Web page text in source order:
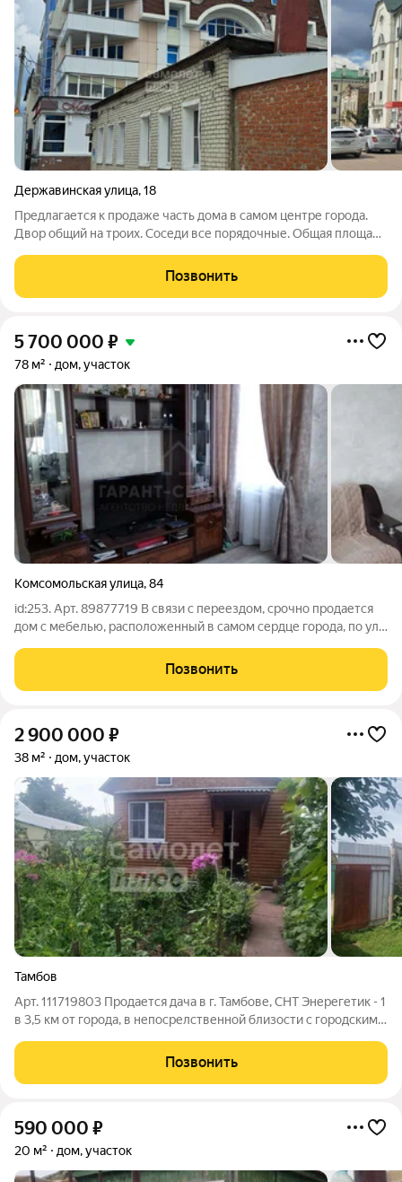
Державинская улица,18
Предлагается к продаже часть дома в самом центре города.
Двор общий на троих. Соседи все порядочные. Общая площадь
кухня, коридор, санузел совмещенный. Участок 1.5 сотки с
надворными
Позвонить
5 700 000 ₽
78 м² дом, участок
Комсомольская улица,84
id:253. Арт. 89877719 В связи с переездом, срочно продается
дом с мебелью, расположенный в самом сердце города, по ул.
Интернациональной).Рядом центральный рынок, аптеки,
автобусные остановки, ж/д вокзал,
Позвонить
2 900 000 ₽
38 м² дом, участок
Тамбов
Арт. 111719803 Продается дача в г. Тамбове, СНТ Энерегетик - 1
в 3,5 км от города, в непосрелственной близости с городским
домика: Основной дачный домик, со статусом - жилой дом, 38
кв.м. с
Позвонить
590 000 ₽
20 м² дом, участок